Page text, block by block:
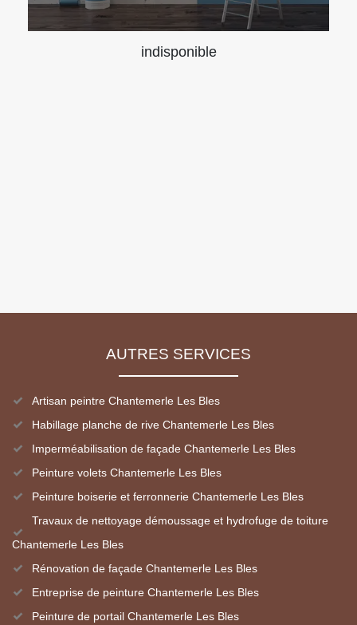
indisponible
AUTRES SERVICES
Artisan peintre Chantemerle Les Bles
Habillage planche de rive Chantemerle Les Bles
Imperméabilisation de façade Chantemerle Les Bles
Peinture volets Chantemerle Les Bles
Peinture boiserie et ferronnerie Chantemerle Les Bles
Travaux de nettoyage démoussage et hydrofuge de toiture
Chantemerle Les Bles
Rénovation de façade Chantemerle Les Bles
Entreprise de peinture Chantemerle Les Bles
Peinture de portail Chantemerle Les Bles